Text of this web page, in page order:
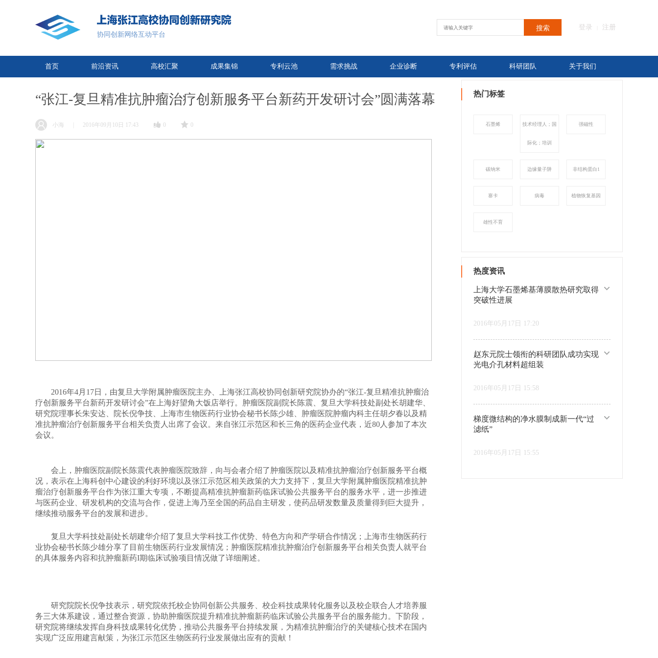
协同创新网络互动平台
搜索 登录 注册
首页 前沿资讯 高校汇聚 成果集锦 专利云池 需求挑战 企业诊断 专利评估 科研团队 关于我们
“张江-复旦精准抗肿瘤治疗创新服务平台新药开发研讨会”圆满落幕
小海 2016年09月10日 17:43 0 0
2016年4月17日，由复旦大学附属肿瘤医院主办、上海张江高校协同创新研究院协办的“张江-复旦精准抗肿瘤治
疗创新服务平台新药开发研讨会”在上海好望角大饭店举行。肿瘤医院副院长陈震、复旦大学科技处副处长胡建华、
研究院理事长朱安达、院长倪争技、上海市生物医药行业协会秘书长陈少雄、肿瘤医院肿瘤内科主任胡夕春以及精
准抗肿瘤治疗创新服务平台相关负责人出席了会议。来自张江示范区和长三角的医药企业代表，近80人参加了本次
会议。
会上，肿瘤医院副院长陈震代表肿瘤医院致辞，向与会者介绍了肿瘤医院以及精准抗肿瘤治疗创新服务平台概
况，表示在上海科创中心建设的利好环境以及张江示范区相关政策的大力支持下，复旦大学附属肿瘤医院精准抗肿
瘤治疗创新服务平台作为张江重大专项，不断提高精准抗肿瘤新药临床试验公共服务平台的服务水平，进一步推进
与医药企业、研发机构的交流与合作，促进上海乃至全国的药品自主研发，使药品研发数量及质量得到巨大提升，
继续推动服务平台的发展和进步。
复旦大学科技处副处长胡建华介绍了复旦大学科技工作优势、特色方向和产学研合作情况；上海市生物医药行
业协会秘书长陈少雄分享了目前生物医药行业发展情况；肿瘤医院精准抗肿瘤治疗创新服务平台相关负责人就平台
的具体服务内容和抗肿瘤新药I期临床试验项目情况做了详细阐述。
研究院院长倪争技表示，研究院依托校企协同创新公共服务、校企科技成果转化服务以及校企联合人才培养服
务三大体系建设，通过整合资源，协助肿瘤医院提升精准抗肿瘤新药临床试验公共服务平台的服务能力。下阶段，
研究院将继续发挥自身科技成果转化优势，推动公共服务平台持续发展，为精准抗肿瘤治疗的关键核心技术在国内
实现广泛应用建言献策，为张江示范区生物医药行业发展做出应有的贡献！
热门标签
石墨烯 技术经理人；国
际化；培训
强磁性
碳纳米 边缘量子阱 非结构蛋白1
寨卡 病毒 植物恢复基因
雄性不育
热度资讯
上海大学石墨烯基薄膜散热研究取得
突破性进展
2016年05月17日 17:20
赵东元院士领衔的科研团队成功实现
光电介孔材料超组装
2016年05月17日 15:58
梯度微结构的净水膜制成新一代“过
滤纸”
2016年05月17日 15:55